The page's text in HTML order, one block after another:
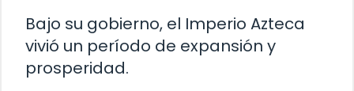
Bajo su gobierno, el Imperio Azteca
vivió un período de expansión y
prosperidad.